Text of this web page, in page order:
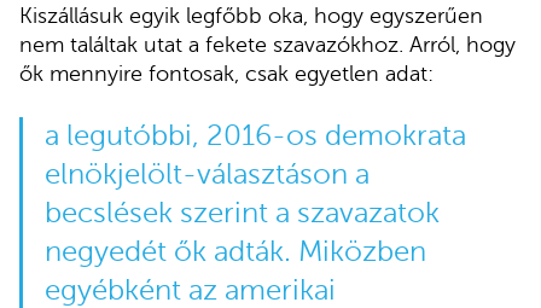
Kiszállásuk egyik legfőbb oka, hogy egyszerűen
nem találtak utat a fekete szavazókhoz. Arról, hogy
ők mennyire fontosak, csak egyetlen adat:
a legutóbbi, 2016-os demokrata
elnökjelölt-választáson a
becslések szerint a szavazatok
negyedét ők adták. Miközben
egyébként az amerikai